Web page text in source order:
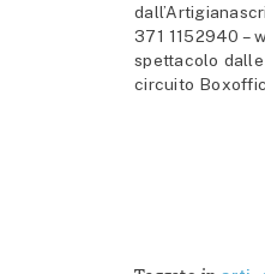
371 1152940 –
spettacolo
circuito